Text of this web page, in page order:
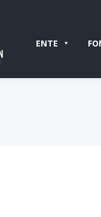
ENTE